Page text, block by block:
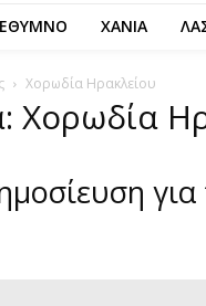
ΧΑΝΙΑ
Χορωδία Ηρακλείου
Χορωδία